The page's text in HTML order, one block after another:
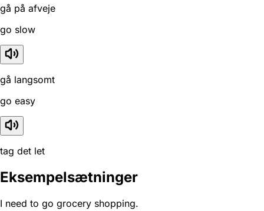
gå på afveje
go slow
gå langsomt
go easy
tag det let
Eksempelsætninger
I need to go grocery shopping.